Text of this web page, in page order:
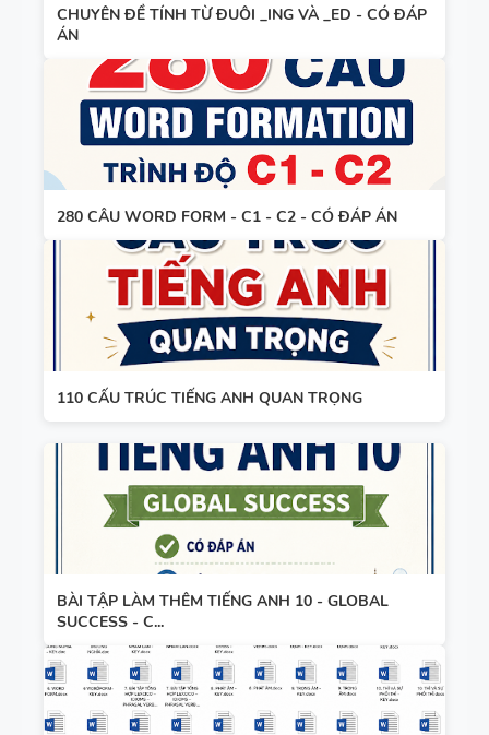
HỢP NĂNG
CẢ NĂM
TIẾNG ANH
TỪ VỰNG
VÀ NGỮ
PHÁP -
TIẾNG ANH
6 - HỌC KỲ
1 - FILE
WORD +
ẢNH MINH
HỌA
BẢNG
WORD
FORM -
TIẾNG ANH
GLOBAL
SUCCESS -
HỌC KỲ 1 -
BẢNG
WORD
THEO TỪNG
UNIT -
10 -
GLOBAL
SUCCESS -
CHUYÊN ĐỀ TÍNH TỪ ĐUÔI _ING VÀ _ED - CÓ ĐÁP
ÁN
280 CÂU WORD FORM - C1 - C2 - CÓ ĐÁP ÁN
110 CẤU TRÚC TIẾNG ANH QUAN TRỌNG
BÀI TẬP LÀM THÊM TIẾNG ANH 10 - GLOBAL
SUCCESS - C...